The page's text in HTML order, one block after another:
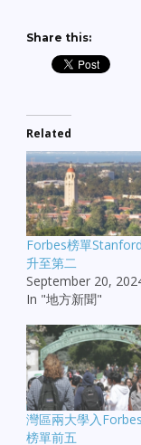
Share this:
Related
Forbes榜單
升至第二
September 20,
In "地方新聞"
灣區兩大學入
榜單前五